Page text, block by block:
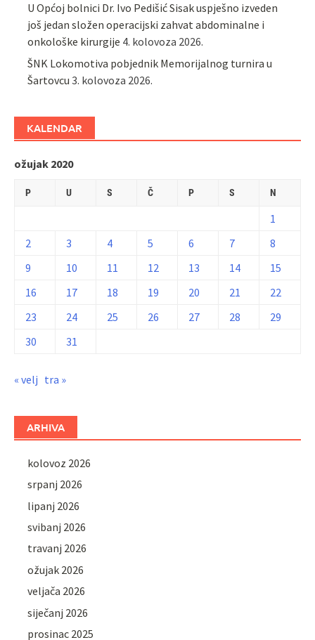
U Općoj bolnici Dr. Ivo Pedišić Sisak uspješno izveden
još jedan složen operacijski zahvat abdominalne i
onkološke kirurgije 4. kolovoza 2026.
ŠNK Lokomotiva pobjednik Memorijalnog turnira u
Šartovcu 3. kolovoza 2026.
KALENDAR
ožujak 2020
P U S Č P S N
1
2
3 4 5 6 7
8
9
10 11 12 13 14
15
16
17 18 19 20 21
22
23
24 25 26 27 28
29
30
31
« velj tra »
ARHIVA
kolovoz 2026
srpanj 2026
lipanj 2026
svibanj 2026
travanj 2026
ožujak 2026
veljača 2026
siječanj 2026
prosinac 2025